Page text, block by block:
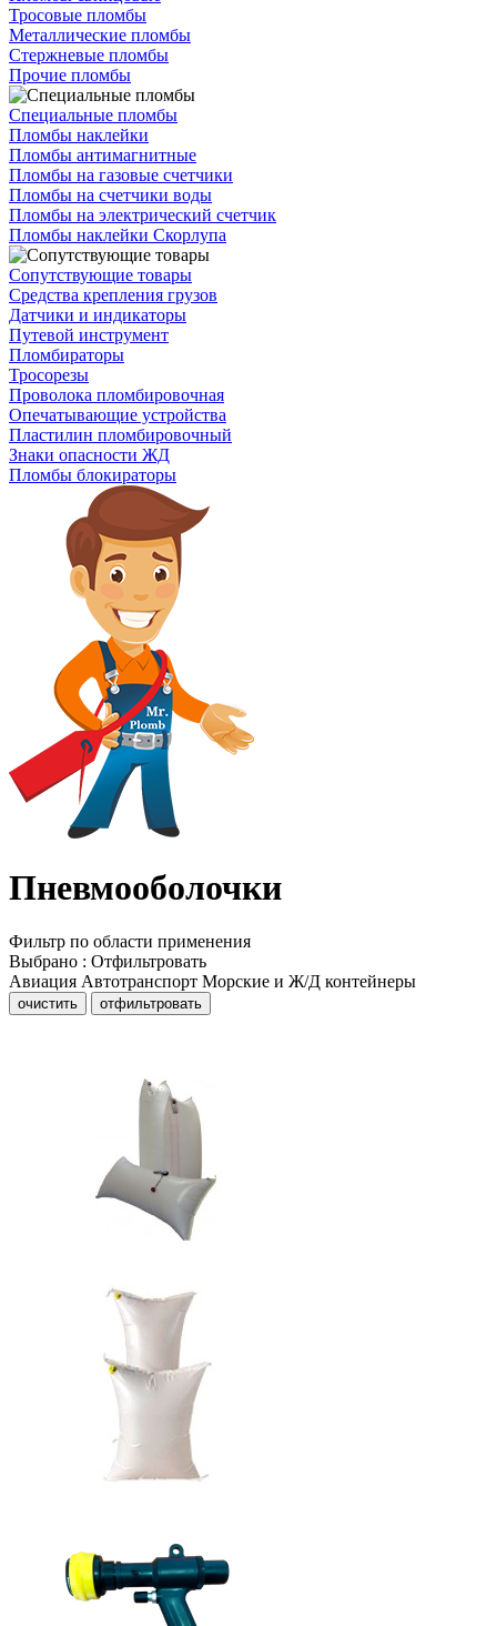
Тросовые пломбы
Металлические пломбы
Стержневые пломбы
Прочие пломбы
Специальные пломбы
Пломбы наклейки
Пломбы антимагнитные
Пломбы на газовые счетчики
Пломбы на счетчики воды
Пломбы на электрический счетчик
Пломбы наклейки Скорлупа
Сопутствующие товары
Средства крепления грузов
Датчики и индикаторы
Путевой инструмент
Пломбираторы
Тросорезы
Проволока пломбировочная
Опечатывающие устройства
Пластилин пломбировочный
Знаки опасности ЖД
Пломбы блокираторы
Пневмооболочки
Фильтр по области применения
Выбрано : Отфильтровать
Авиация Автотранспорт Морские и Ж/Д контейнеры
очистить отфильтровать